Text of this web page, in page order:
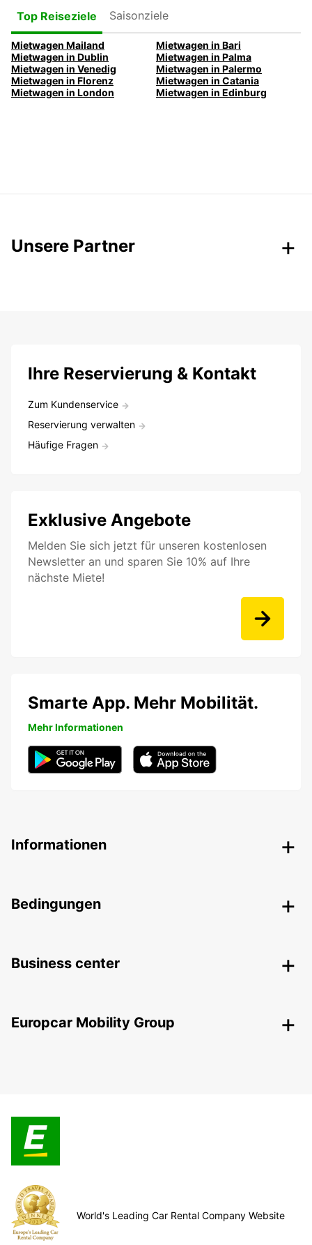
Top Reiseziele
Saisonziele
Mietwagen Mailand
Mietwagen in Bari
Mietwagen in Dublin
Mietwagen in Palma
Mietwagen in Venedig
Mietwagen in Palermo
Mietwagen in Florenz
Mietwagen in Catania
Mietwagen in London
Mietwagen in Edinburg
Unsere Partner
Ihre Reservierung & Kontakt
Zum Kundenservice
Reservierung verwalten
Häufige Fragen
Exklusive Angebote
Melden Sie sich jetzt für unseren kostenlosen
Newsletter an und sparen Sie 10% auf Ihre
nächste Miete!
Smarte App. Mehr Mobilität.
Mehr Informationen
Informationen
Bedingungen
Business center
Europcar Mobility Group
World's Leading Car Rental Company Website